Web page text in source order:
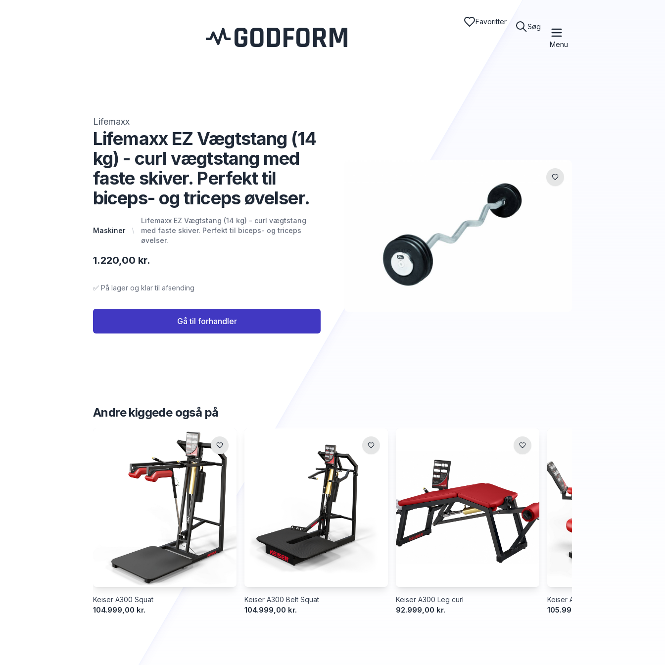
GODFORM Favoritter
Søg
Menu
Lifemaxx
Lifemaxx EZ Vægtstang (14
kg) - curl vægtstang med
faste skiver. Perfekt til
biceps- og triceps øvelser.
Maskiner
Lifemaxx EZ Vægtstang (14 kg) - curl vægtstang
med faste skiver. Perfekt til biceps- og triceps
øvelser.
1.220,00 kr.
✅ På lager og klar til afsending
Gå til forhandler
Andre kiggede også på
Keiser A300 Squat
104.999,00 kr.
Keiser A300 Belt Squat
104.999,00 kr.
Keiser A300 Leg curl
92.999,00 kr.
Keiser Air300 Leg Extension
105.999,00 kr.